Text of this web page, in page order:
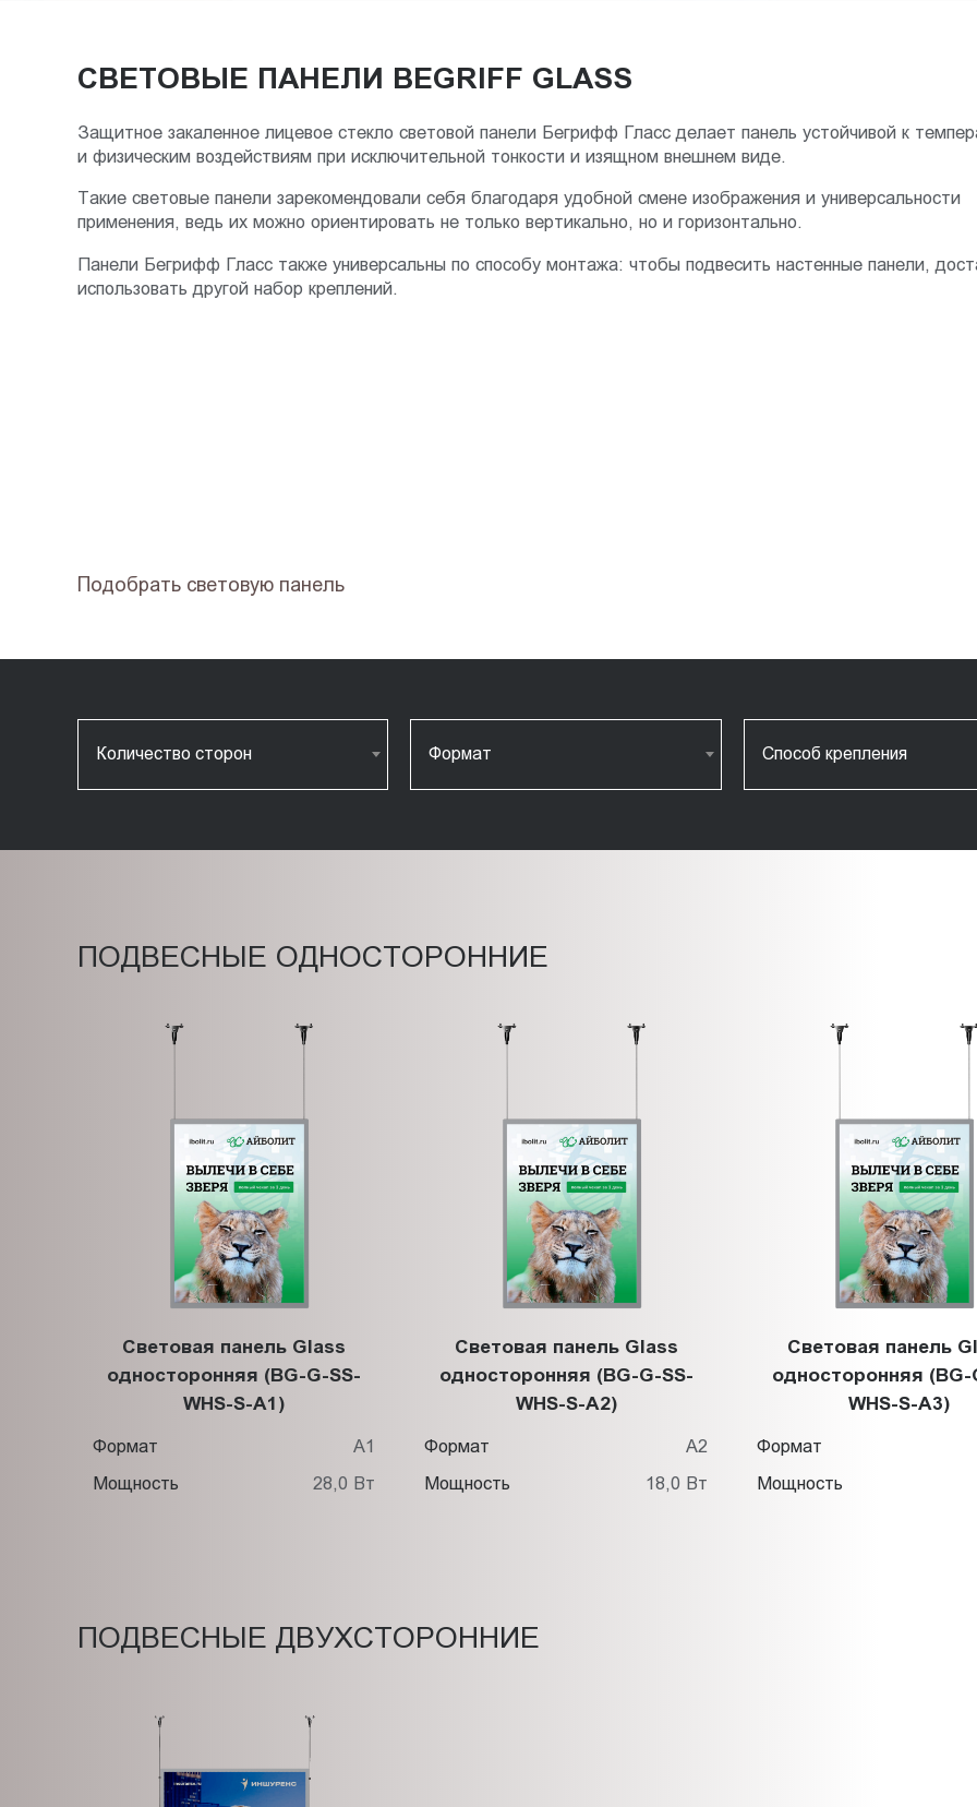
СВЕТОВЫЕ ПАНЕЛИ BEGRIFF GLASS
Защитное закаленное лицевое стекло световой панели Бегрифф Гласc делает панель устойчивой к
и физическим воздействиям при исключительной тонкости и изящном внешнем виде.
Такие световые панели зарекомендовали себя благодаря удобной смене изображения и универсальности
применения, ведь их можно ориентировать не только вертикально, но и горизонтально.
Панели Бегрифф Гласс также универсальны по способу монтажа: чтобы подвесить настенные панели,
использовать другой набор креплений.
Подобрать световую панель
Количество сторон Формат Способ крепления
ПОДВЕСНЫЕ ОДНОСТОРОННИЕ
Световая панель Glass
односторонняя (BG-G-SS-
WHS-S-A1)
Формат
А1
Мощность
28,0 Вт
Световая панель Glass
односторонняя (BG-G-SS-
WHS-S-A2)
Формат
A2
Мощность
18,0 Вт
Световая панель
односторонняя (BG-
WHS-S-A3)
Формат
Мощность
ПОДВЕСНЫЕ ДВУХСТОРОННИЕ